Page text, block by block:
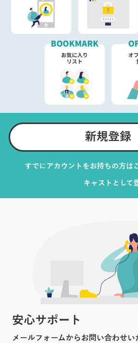
新規登録
すでにアカウントをお持ちの方は
キャストとして
安心サポート
メールフォームからお問い合わせ